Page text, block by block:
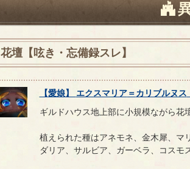
花壇【呟き・忘備録スレ】
【愛娘】 エクスマリア＝カリブルヌス
ギルドハウス地上部に小規模ながら花
植えられた種はアネモネ、金木犀、マ
ダリア、サルビア、ガーベラ、コスモ